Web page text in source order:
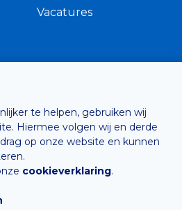
te helpen, gebruiken wij
Hiermee volgen wij en derde
op onze website en kunnen
cookieverklaring.
Vacatures